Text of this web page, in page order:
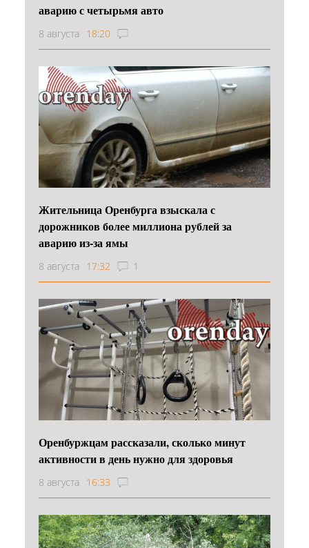
аварию с четырьмя авто
8 августа 18:20
Жительница Оренбурга взыскала с
дорожников более миллиона рублей за
аварию из-за ямы
8 августа 17:32 1
Оренбуржцам рассказали, сколько минут
активности в день нужно для здоровья
8 августа 16:33